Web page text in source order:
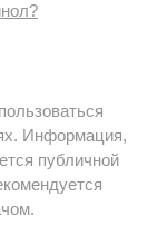
Информация,
публичной